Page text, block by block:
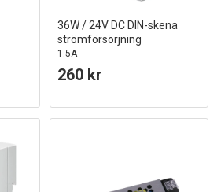
36W / 24V DC DIN-skena
strömförsörjning
1.5A
260 kr